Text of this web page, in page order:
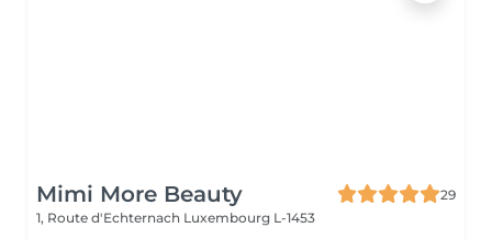
Mimi More Beauty
29
1, Route d'Echternach Luxembourg L-1453